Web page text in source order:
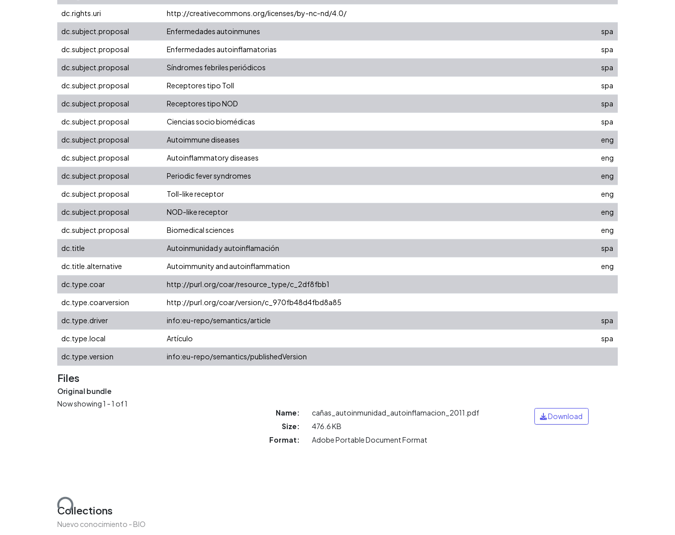
dc.rights.uri
http://creativecommons.org/licenses/by-nc-nd/4.0/
dc.subject.proposal
Enfermedades autoinmunes
spa
dc.subject.proposal
Enfermedades autoinflamatorias
spa
dc.subject.proposal
Síndromes febriles periódicos
spa
dc.subject.proposal
Receptores tipo Toll
spa
dc.subject.proposal
Receptores tipo NOD
spa
dc.subject.proposal
Ciencias socio biomédicas
spa
dc.subject.proposal
Autoimmune diseases
eng
dc.subject.proposal
Autoinflammatory diseases
eng
dc.subject.proposal
Periodic fever syndromes
eng
dc.subject.proposal
Toll-like receptor
eng
dc.subject.proposal
NOD-like receptor
eng
dc.subject.proposal
Biomedical sciences
eng
dc.title
Autoinmunidad y autoinflamación
spa
dc.title.alternative
Autoimmunity and autoinflammation
eng
dc.type.coar
http://purl.org/coar/resource_type/c_2df8fbb1
dc.type.coarversion
http://purl.org/coar/version/c_970fb48d4fbd8a85
dc.type.driver
info:eu-repo/semantics/article
spa
dc.type.local
Artículo
spa
dc.type.version
info:eu-repo/semantics/publishedVersion
Files
Original bundle
Now showing1 - 1 of 1
Loading...
Name:
cañas_autoinmunidad_autoinflamacion_2011.pdf
Size:
476.6 KB
Format:
Adobe Portable Document Format
Download
Collections
Nuevo conocimiento - BIO